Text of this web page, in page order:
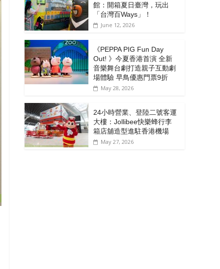
館：開箱夏日臺灣，玩出
「台灣百Ways」！
June 12, 2026
《PEPPA PIG Fun Day
Out! 》今夏香港首演 全新
音樂舞台劇打造親子互動劇
場體驗 早鳥優惠門票9折
May 28, 2026
24小時營業、登陸二號客運
大樓：Jollibee快樂蜂行李
箱店舖造型進駐香港機場
May 27, 2026